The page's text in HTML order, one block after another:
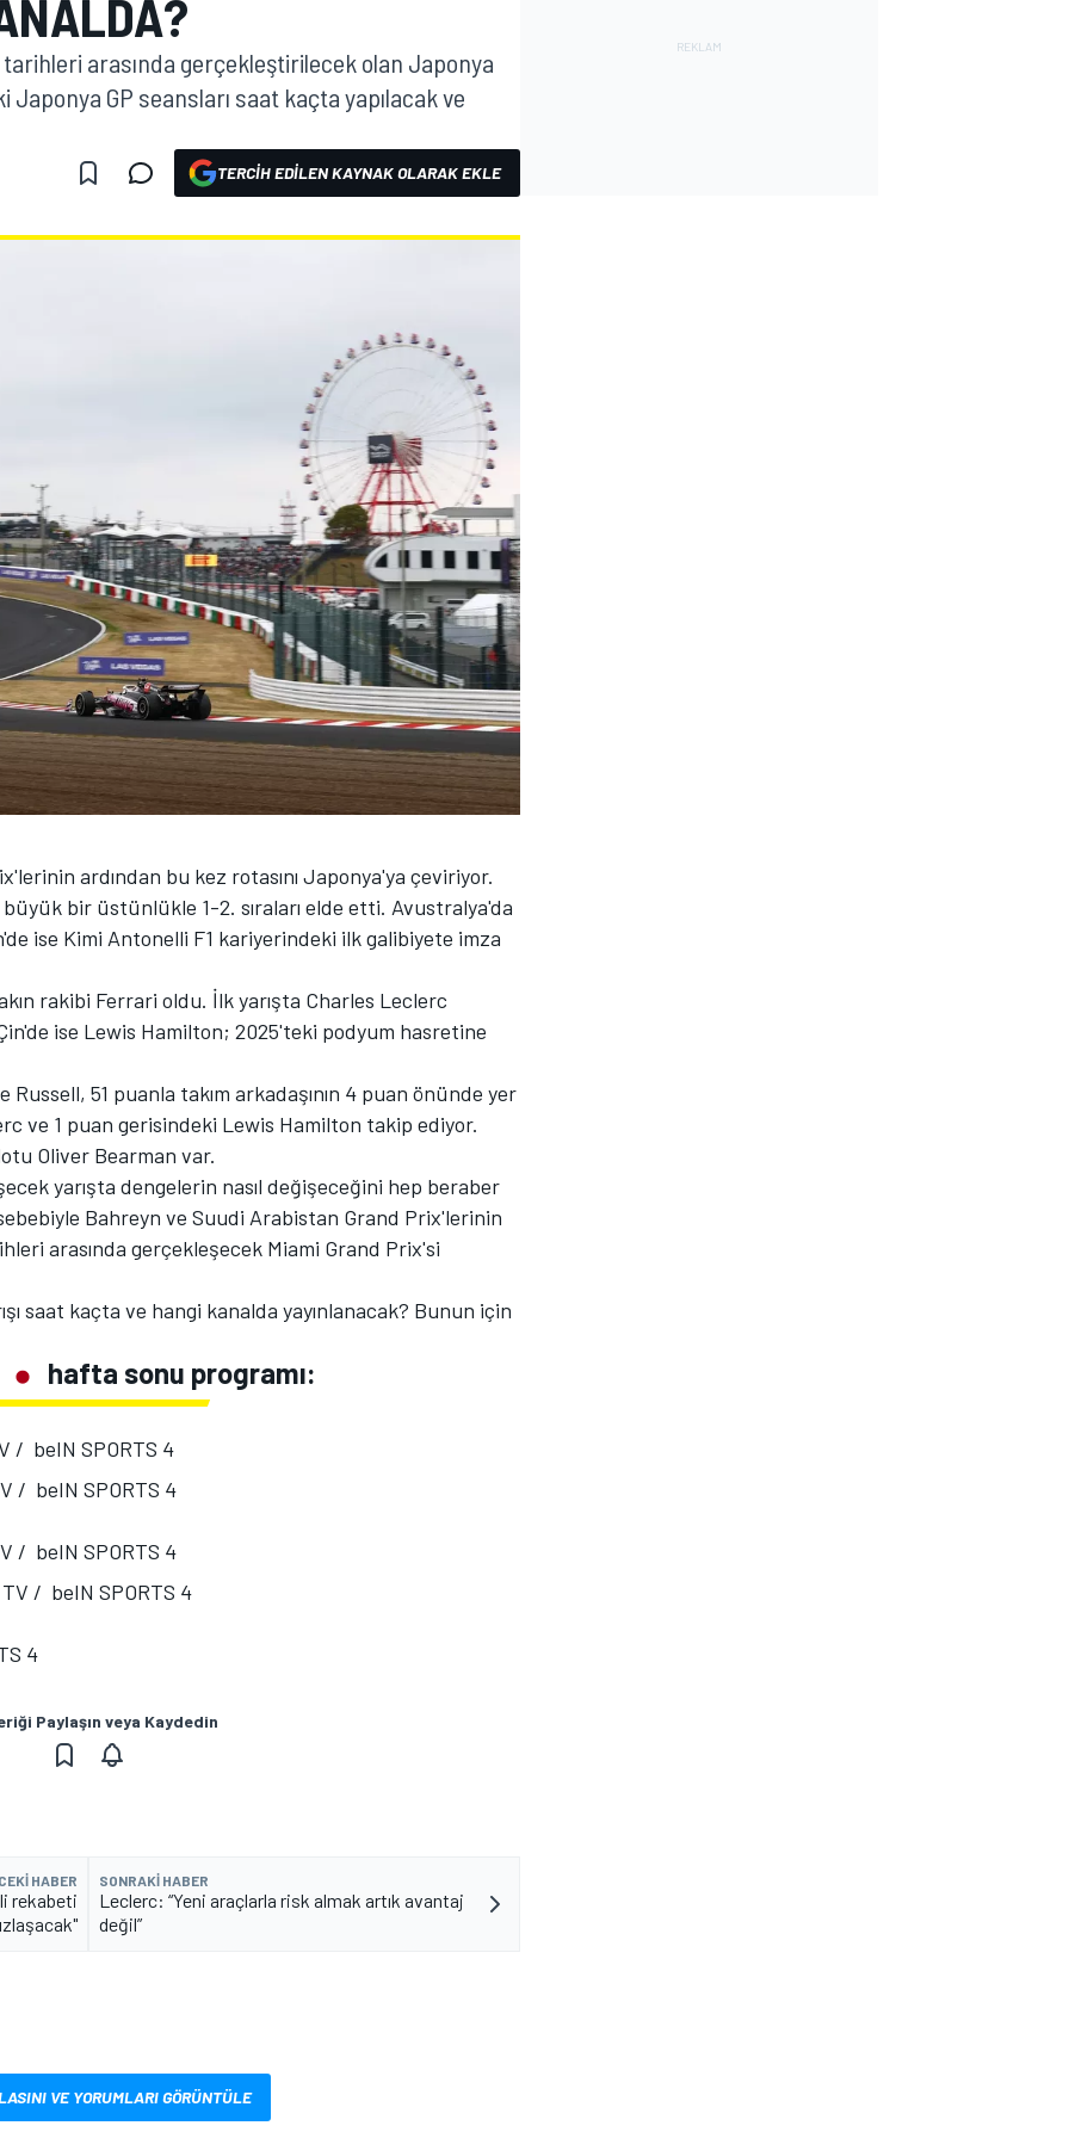
arasında gerçekleştirilecek olan Japonya
GP seansları saat kaçta yapılacak ve
TERCIH EDILEN KAYNAK OLARAK EKLE
ardından bu kez rotasını Japonya'ya çeviriyor.
büyük bir üstünlükle 1-2. sıraları elde etti. Avustralya'da
ise Kimi Antonelli F1 kariyerindeki ilk galibiyete imza
rakibi Ferrari oldu. İlk yarışta Charles Leclerc
ise Lewis Hamilton; 2025'teki podyum hasretine
51 puanla takım arkadaşının 4 puan önünde yer
ve 1 puan gerisindeki Lewis Hamilton takip ediyor.
Oliver Bearman var.
yarışta dengelerin nasıl değişeceğini hep beraber
Bahreyn ve Suudi Arabistan Grand Prix'lerinin
arasında gerçekleşecek Miami Grand Prix'si
saat kaçta ve hangi kanalda yayınlanacak? Bunun için
hafta sonu programı:
/ beIN SPORTS 4
/ beIN SPORTS 4
/ beIN SPORTS 4
/ beIN SPORTS 4
4
Paylaşın veya Kaydedin
HABER
rekabeti
SONRAKI HABER
Leclerc: “Yeni araçlarla risk almak artık avantaj
değil”
VE YORUMLARI GÖRÜNTÜLE